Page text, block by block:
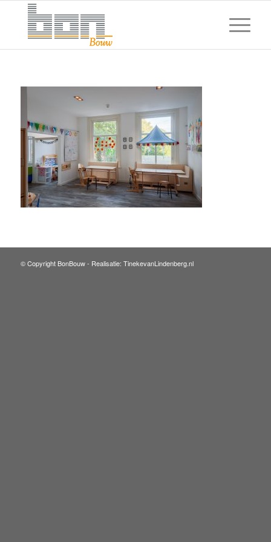
© Copyright BonBouw - Realisatie: TinekevanLindenberg.nl